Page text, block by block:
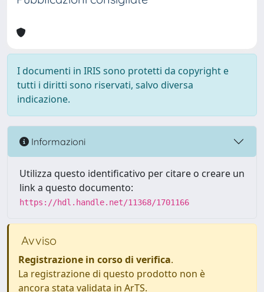
I documenti in IRIS sono protetti da copyright e
tutti i diritti sono riservati, salvo diversa
indicazione.
Informazioni
Utilizza questo identificativo per citare o creare un
link a questo documento:
https://hdl.handle.net/11368/1701166
Avviso
Registrazione in corso di verifica.
La registrazione di questo prodotto non è
ancora stata validata in ArTS.